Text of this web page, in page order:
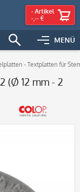
MENÜ
- Artikel
-,-- €
- Textplatten für
(Ø 12 mm - 2